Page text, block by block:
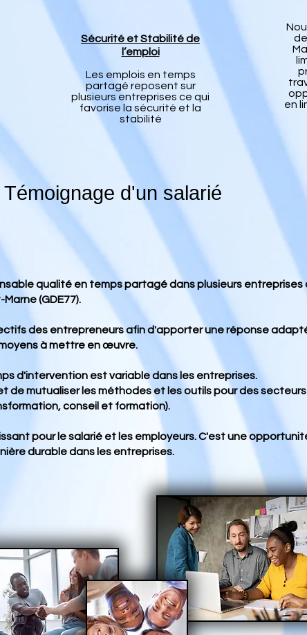
Sécurité et Stabilité de
l’emploi
Les emplois en temps
partagé reposent sur
plusieurs entreprises ce qui
favorise la sécurité et la
stabilité
en
Témoignage d'un salarié
qualité en temps partagé dans plusieurs
(GDE77).
des entrepreneurs afin d'apporter une réponse
à mettre en œuvre.
d'intervention est variable dans les entreprises.
de mutualiser les méthodes et les outils pour des
conseil et formation).
pour le salarié et les employeurs. C'est une
durable dans les entreprises.